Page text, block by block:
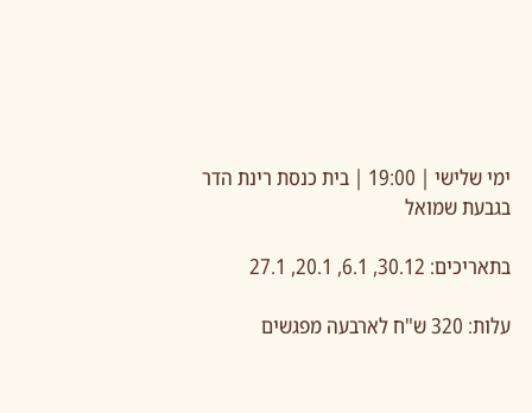
ימי שלישי | 19:00 | בית כנסת רינת הדר
בגבעת שמואל
בתאריכים: 30.12, 6.1, 20.1, 27.1 ​
עלות: 320 ש"ח לארבעה מפגשים